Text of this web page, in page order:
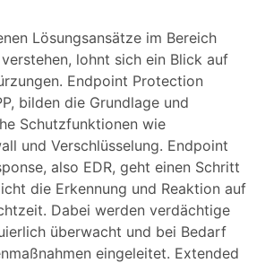
Lösungsansätze im Bereich
lohnt sich ein Blick auf
Endpoint Protection
bilden die Grundlage und
Schutzfunktionen wie
und Verschlüsselung. Endpoint
also EDR, geht einen Schritt
die Erkennung und Reaktion auf
Dabei werden verdächtige
überwacht und bei Bedarf
eingeleitet. Extended